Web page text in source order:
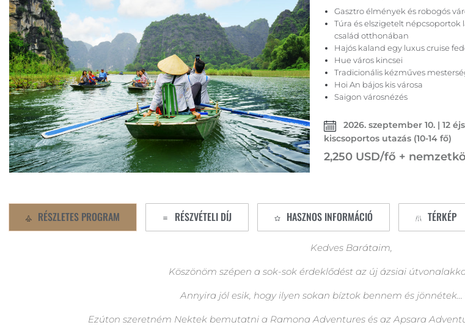
Gasztro élmények és robogós
Túra és elszigetelt népcsoportok
család otthonában
Hajós kaland egy luxus cruise
Hue város kincsei
Tradicionális kézműves
Hoi An bájos kis városa
Saigon városnézés
2026. szeptember 10. | 12
kiscsoportos utazás (10-14 fő)
2,250 USD/fő +
RÉSZLETES PROGRAM RÉSZVÉTELI DÍJ HASZNOS INFORMÁCIÓ TÉRKÉP
Kedves Barátaim,
Köszönöm szépen a sok-sok érdeklődést az új ázsiai
Annyira jól esik, hogy ilyen sokan bíztok bennem és jönnétek…
Ezúton szeretném Nektek bemutatni a Ramona Adventures és az Apsara